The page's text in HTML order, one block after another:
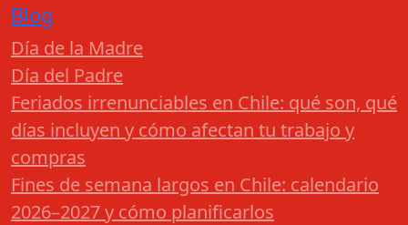
Blog
Día de la Madre
Día del Padre
Feriados irrenunciables en Chile: qué son, qué
días incluyen y cómo afectan tu trabajo y
compras
Fines de semana largos en Chile: calendario
2026–2027 y cómo planificarlos